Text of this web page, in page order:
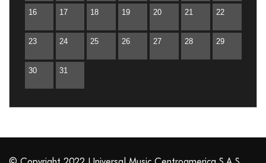
San Salvador
Santo Domingo
16 17 18 19 20 21 22
23 24 25 26 27 28 29
30 31